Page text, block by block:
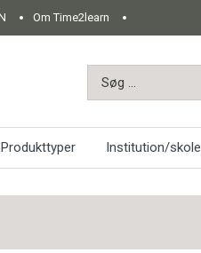
Om Time2learn
Produkttyper Institution/skole